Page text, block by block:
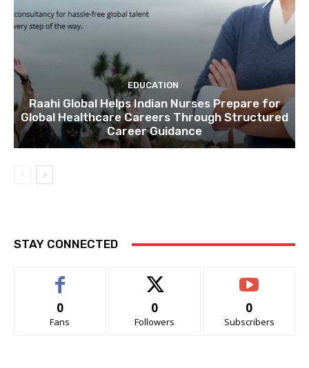
EDUCATION
Raahi Global Helps Indian Nurses Prepare for
Global Healthcare Careers Through Structured
Career Guidance
STAY CONNECTED
0
Fans
0
Followers
0
Subscribers